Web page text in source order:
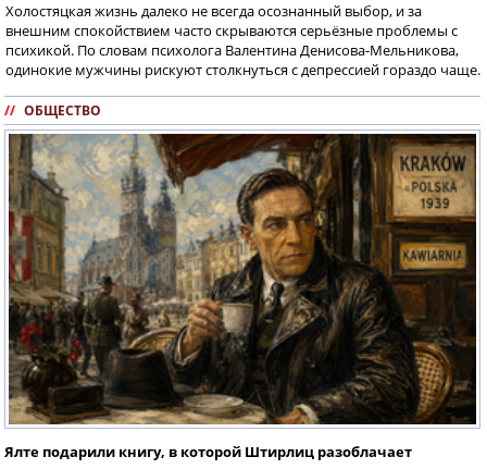
Холостяцкая жизнь далеко не всегда осознанный выбор, и за
внешним спокойствием часто скрываются серьёзные проблемы с
психикой. По словам психолога Валентина Денисова-Мельникова,
одинокие мужчины рискуют столкнуться с депрессией гораздо чаще.
// ОБЩЕСТВО
Ялте подарили книгу, в которой Штирлиц разоблачает